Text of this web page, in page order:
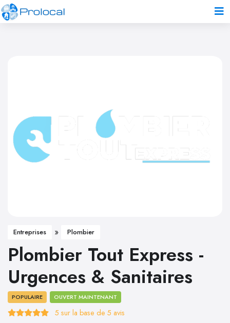
Entreprises » Plombier
Plombier Tout Express -
Urgences & Sanitaires
POPULAIRE OUVERT MAINTENANT
5 sur la base de 5 avis